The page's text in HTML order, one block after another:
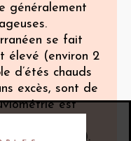
généralement
se fait
élevé (environ 2
d’étés chauds
excès, sont de
est
(effet cévenol).